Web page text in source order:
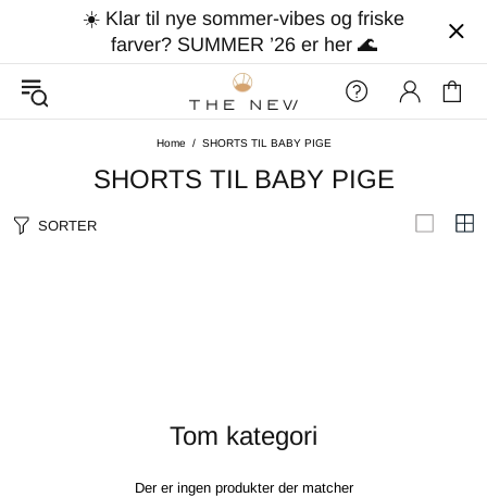
☀️ Klar til nye sommer-vibes og friske
farver? SUMMER ’26 er her 🌊
Home SHORTS TIL BABY PIGE
SHORTS TIL BABY PIGE
SORTER
Tom kategori
Der er ingen produkter der matcher